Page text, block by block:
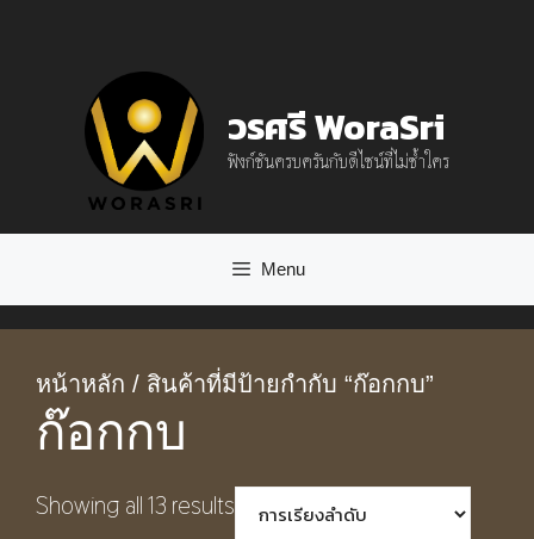
วรศรี WoraSri
ฟังก์ชันครบครันกับดีไซน์ที่ไม่ซ้ำใคร
Menu
หน้าหลัก / สินค้าที่มีป้ายกำกับ “ก๊อกกบ”
ก๊อกกบ
Showing all 13 results